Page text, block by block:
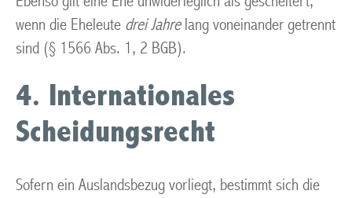
wenn die Eheleute drei Jahrelang voneinander getrennt
sind (§ 1566 Abs. 1, 2 BGB).
4. Internationales
Scheidungsrecht
Sofern ein Auslandsbezug vorliegt, bestimmt sich die